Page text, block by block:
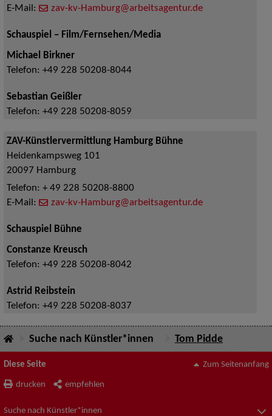
E-Mail:
zav-kv-Hamburg@arbeitsagentur.de
Schauspiel – Film/Fernsehen/Media
Michael Birkner
Telefon: +49 228 50208-8044
Sebastian Geißler
Telefon: +49 228 50208-8059
ZAV-Künstlervermittlung Hamburg Bühne
Heidenkampsweg 101
20097 Hamburg
Telefon: + 49 228 50208-8800
E-Mail:
zav-kv-Hamburg@arbeitsagentur.de
Schauspiel Bühne
Constanze Kreusch
Telefon: +49 228 50208-8042
Astrid Reibstein
Telefon: +49 228 50208-8037
Suche nach Künstler*innen Tom Pidde
Diese Seite
drucken empfehlen
Zum Seitenanfang
Suche nach Künstler*innen